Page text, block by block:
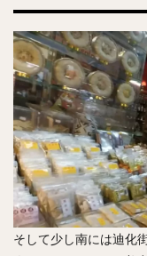
そして少し南には迪化